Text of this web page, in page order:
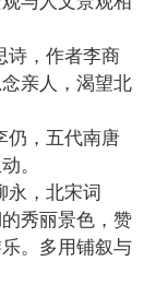
，作者李商
亲人，渴望北
，五代南唐
。
，北宋词
秀丽景色，赞
。多用铺叙与